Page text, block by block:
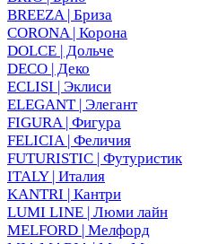
BREEZA | Бриза
CORONA | Корона
DOLCE | Дольче
DECO | Деко
ECLISI | Эклиси
ELEGANT | Элегант
FIGURA | Фигура
FELICIA | Феличия
FUTURISTIC | Футуристик
ITALY | Италия
KANTRI | Кантри
LUMI LINE | Люми лайн
MELFORD | Мелфорд